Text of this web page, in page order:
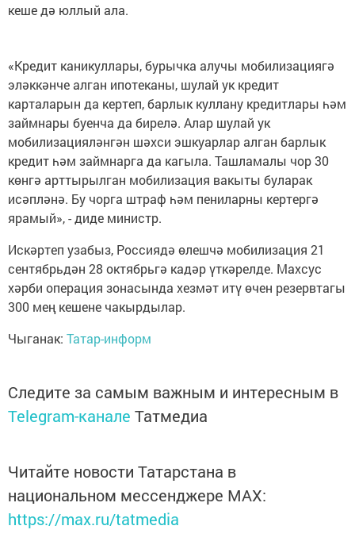
кеше дә юллый ала.
«Кредит каникуллары, бурычка алучы мобилизациягә
эләккәнче алган ипотеканы, шулай ук кредит
карталарын да кертеп, барлык куллану кредитлары һәм
займнары буенча да бирелә. Алар шулай ук
мобилизацияләнгән шәхси эшкуарлар алган барлык
кредит һәм займнарга да кагыла. Ташламалы чор 30
көнгә арттырылган мобилизация вакыты буларак
исәпләнә. Бу чорга штраф һәм пениларны кертергә
ярамый», - диде министр.
Искәртеп узабыз, Россиядә өлешчә мобилизация 21
сентябрьдән 28 октябрьгә кадәр үткәрелде. Махсус
хәрби операция зонасында хезмәт итү өчен резервтагы
300 мең кешене чакырдылар.
Чыганак: Татар-информ
Следите за самым важным и интересным в
Telegram-канале Татмедиа
Читайте новости Татарстана в
национальном мессенджере MАХ:
https://max.ru/tatmedia